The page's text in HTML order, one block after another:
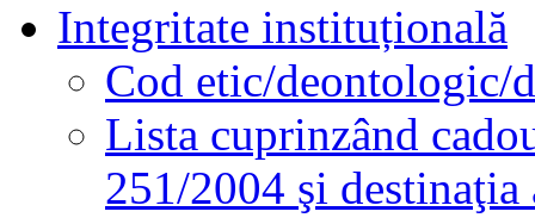
Integritate instituțională
Cod etic/deontologic/
Lista cuprinzând
251/2004 şi destinaţia